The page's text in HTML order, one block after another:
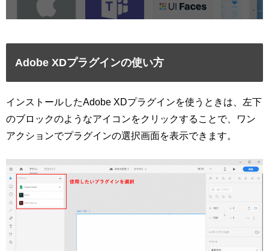
Adobe XDプラグインの使い方
インストールしたAdobe XDプラグインを使うときは、左下
のブロックのようなアイコンをクリックすることで、ワン
アクションでプラグインの選択画面を表示できます。